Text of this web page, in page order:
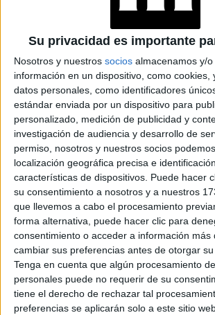
Su privacidad es importante
Nosotros y nuestros socios almacenamos y/
información en un dispositivo, como cookies,
datos personales, como identificadores
estándar enviada por un dispositivo para
personalizado, medición de publicidad y
investigación de audiencia y desarrollo de
permiso, nosotros y nuestros socios
localización geográfica precisa e
características de dispositivos. Puede hacer
su consentimiento a nosotros y a nuestros
que llevemos a cabo el procesamiento
forma alternativa, puede hacer clic para
consentimiento o acceder a información más
cambiar sus preferencias antes de otorgar
Tenga en cuenta que algún procesamiento
personales puede no requerir de su
tiene el derecho de rechazar tal
preferencias se aplicarán solo a este sitio
Accedé a los beneficios para
Contenidos exclusivos
Sorteos
Descuentos en publicaciones
Participación en los eventos
Editorial Perfil.
Suscribite ahora
COMPARTÍ ESTA NOTA